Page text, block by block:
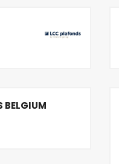
BELGIUM